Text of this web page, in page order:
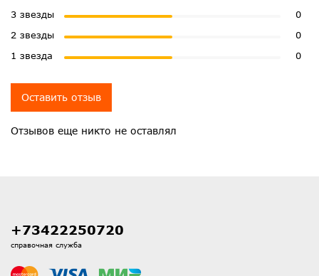
Отзывов еще никто не оставлял
3 звезды
0
2 звезды
0
1 звезда
0
Оставить отзыв
+73422250720
справочная служба